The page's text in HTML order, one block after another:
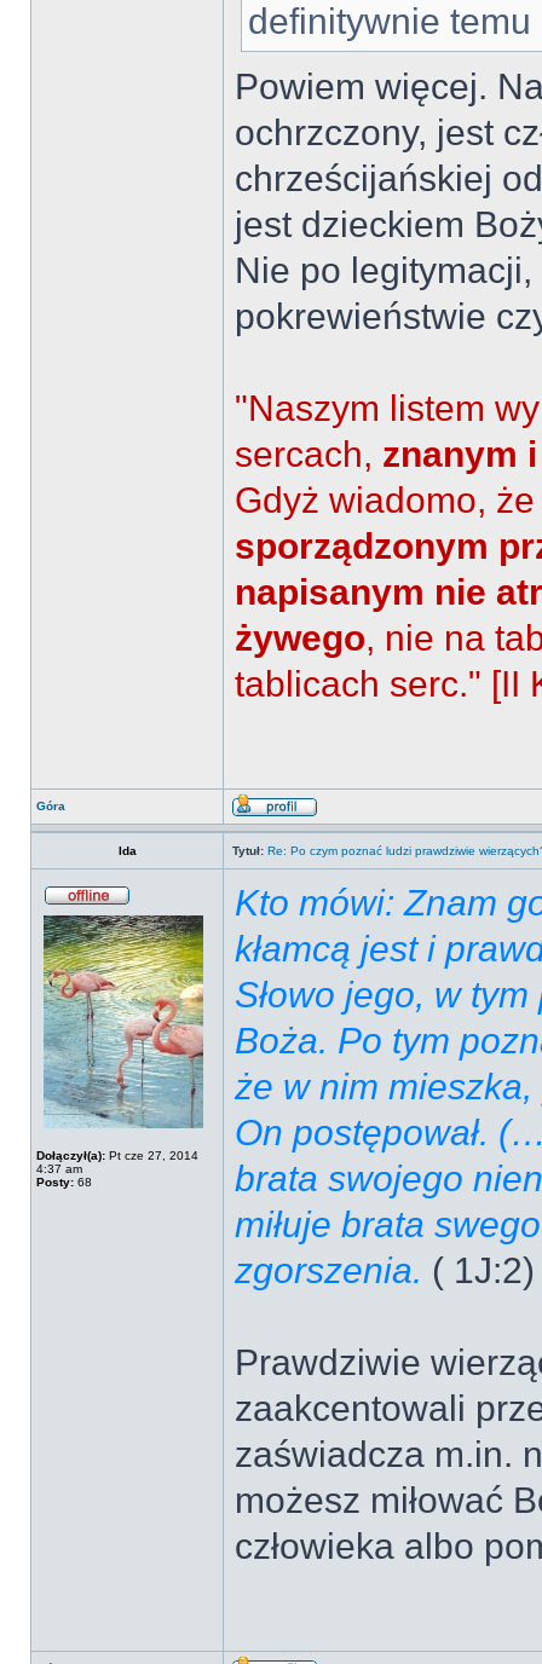
definitywnie
Powiem więcej.
ochrzczony, jest
chrześcijańskiej
jest dzieckiem
Nie po
pokrewieństwie
"Naszym listem
sercach, znanym
Gdyż wiadomo,
sporządzonym
napisanym nie
żywego, nie na
tablicach serc." [II
Góra
Ida Tytuł: Re: Po czym poznać ludzi prawdziwie
Dołączył(a): Pt cze 27, 2014
4:37 am
Posty: 68
Kto mówi: Znam
kłamcą jest i
Słowo jego, w tym
Boża. Po tym
że w nim
On postępował.
brata swojego
miłuje brata
zgorszenia. ( 1J:2)
Prawdziwie
zaakcentowali
zaświadcza m.in.
możesz miłować
człowieka albo